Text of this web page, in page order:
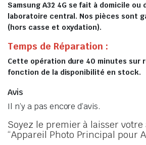
Samsung A32 4G se fait à domicile ou
laboratoire central. Nos pièces sont
(hors casse et oxydation).
Temps de Réparation :
Cette opération dure 40 minutes sur
fonction de la disponibilité en stock.
Avis
Il n’y a pas encore d’avis.
Soyez le premier à laisser votre
“Appareil Photo Principal pour